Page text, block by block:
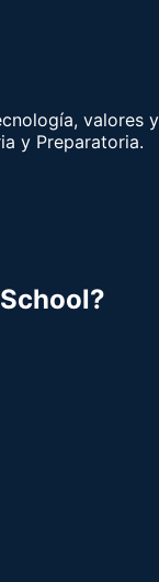
valores y
y Preparatoria.
?